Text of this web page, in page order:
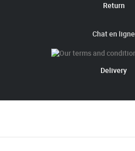
Return
Chat en ligne
Delivery